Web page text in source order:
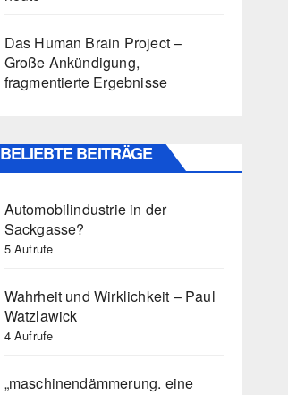
Das Human Brain Project –
Große Ankündigung,
fragmentierte Ergebnisse
BELIEBTE BEITRÄGE
Automobilindustrie in der
Sackgasse?
5 Aufrufe
Wahrheit und Wirklichkeit – Paul
Watzlawick
4 Aufrufe
„maschinendämmerung. eine